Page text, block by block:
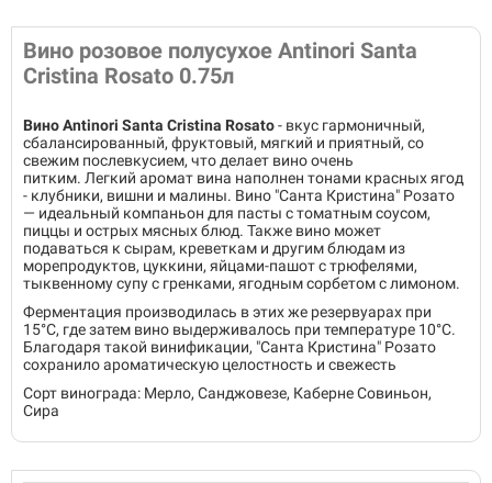
Вино розовое полусухое Antinori Santa
Cristina Rosato 0.75л
Вино Antinori Santa Cristina Rosato- вкус гармоничный,
сбалансированный, фруктовый, мягкий и приятный, со
свежим послевкусием, что делает вино очень
питким. Легкий аромат вина наполнен тонами красных ягод
- клубники, вишни и малины. Вино "Санта Кристина" Розато
— идеальный компаньон для пасты с томатным соусом,
пиццы и острых мясных блюд. Также вино может
подаваться к сырам, креветкам и другим блюдам из
морепродуктов, цуккини, яйцами-пашот с трюфелями,
тыквенному супу с гренками, ягодным сорбетом с лимоном.
Ферментация производилась в этих же резервуарах при
15°C, где затем вино выдерживалось при температуре 10°C.
Благодаря такой винификации, "Санта Кристина" Розато
сохранило ароматическую целостность и свежесть
Сорт винограда: Мерло, Санджовезе, Каберне Совиньон,
Сира